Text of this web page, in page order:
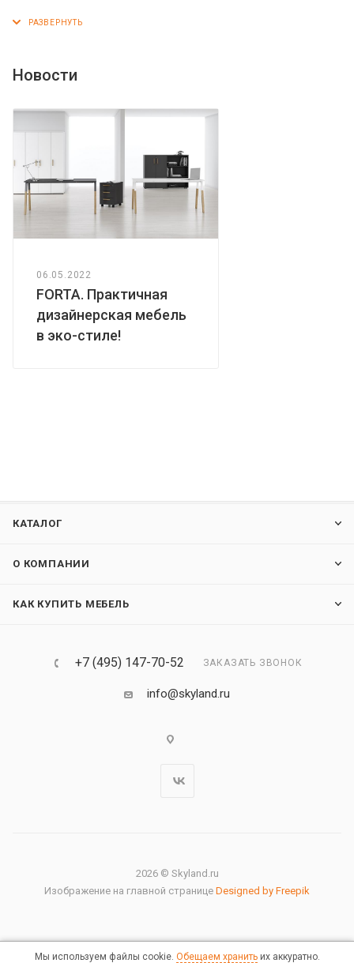
5 полками, две нижние закрыты дверцей из ЛДСП под
дверцах установлены стильные металлические ручки.
шкафу устойчивость на неровном полу.
Новости
06.05.2022
FORTA. Практичная
дизайнерская мебель
в эко-стиле!
КАТАЛОГ
О КОМПАНИИ
КАК КУПИТЬ МЕБЕЛЬ
+7 (495) 147-70-52 ЗАКАЗАТЬ ЗВОНОК
info@skyland.ru
2026 © Skyland.ru
Изображение на главной странице Designed by Freepik
Правовая информация
Мы используем файлы cookie. Обещаем хранитьих аккуратно.